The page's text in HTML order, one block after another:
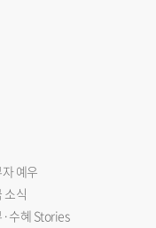
예우
소식
·수혜 Stories